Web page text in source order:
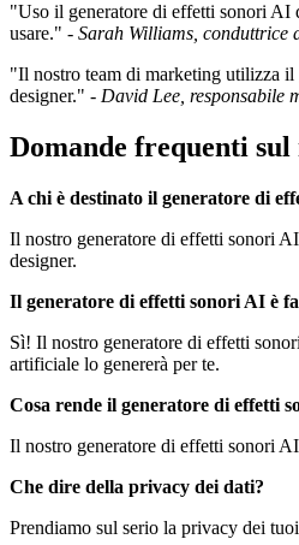
"Uso il generatore di effetti sonori AI
usare." - Sarah Williams, conduttrice
"Il nostro team di marketing utilizza il
designer." - David Lee, responsabile
Domande frequenti
A chi è destinato il generatore di
Il nostro generatore di effetti sonori
designer.
Il generatore di effetti sonori AI è
Sì! Il nostro generatore di effetti
artificiale lo genererà per te.
Cosa rende il generatore di effetti
Il nostro generatore di effetti sonori
Che dire della privacy dei dati?
Prendiamo sul serio la privacy dei